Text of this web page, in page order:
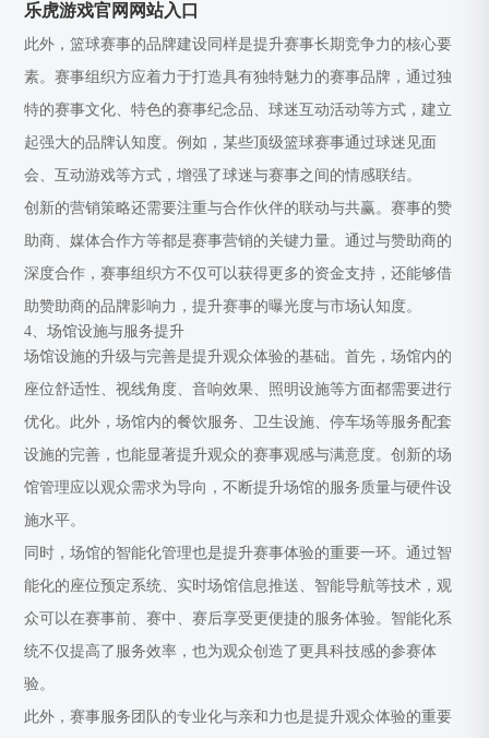
乐虎游戏官网网站入口
此外，篮球赛事的品牌建设同样是提升赛事长期竞争力的核心要
素。赛事组织方应着力于打造具有独特魅力的赛事品牌，通过独
特的赛事文化、特色的赛事纪念品、球迷互动活动等方式，建立
起强大的品牌认知度。例如，某些顶级篮球赛事通过球迷见面
会、互动游戏等方式，增强了球迷与赛事之间的情感联结。
创新的营销策略还需要注重与合作伙伴的联动与共赢。赛事的赞
助商、媒体合作方等都是赛事营销的关键力量。通过与赞助商的
深度合作，赛事组织方不仅可以获得更多的资金支持，还能够借
助赞助商的品牌影响力，提升赛事的曝光度与市场认知度。
4、场馆设施与服务提升
场馆设施的升级与完善是提升观众体验的基础。首先，场馆内的
座位舒适性、视线角度、音响效果、照明设施等方面都需要进行
优化。此外，场馆内的餐饮服务、卫生设施、停车场等服务配套
设施的完善，也能显著提升观众的赛事观感与满意度。创新的场
馆管理应以观众需求为导向，不断提升场馆的服务质量与硬件设
施水平。
同时，场馆的智能化管理也是提升赛事体验的重要一环。通过智
能化的座位预定系统、实时场馆信息推送、智能导航等技术，观
众可以在赛事前、赛中、赛后享受更便捷的服务体验。智能化系
统不仅提高了服务效率，也为观众创造了更具科技感的参赛体
验。
此外，赛事服务团队的专业化与亲和力也是提升观众体验的重要